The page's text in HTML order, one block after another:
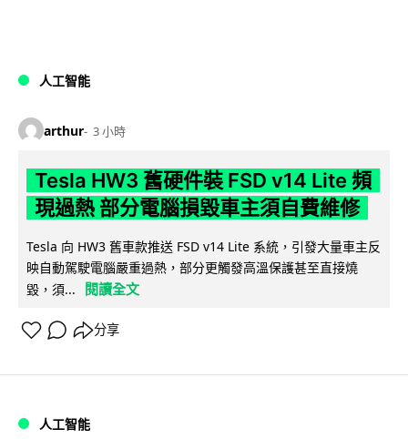
人工智能
arthur 3 小時
Tesla HW3 舊硬件裝 FSD v14 Lite 頻
現過熱 部分電腦損毀車主須自費維修
Tesla 向 HW3 舊車款推送 FSD v14 Lite 系統，引發大量車主反
映自動駕駛電腦嚴重過熱，部分更觸發高溫保護甚至直接燒
毀，須...
閱讀全文
分享
人工智能